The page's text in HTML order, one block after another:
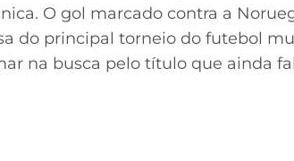
O gol marcado contra a
do principal torneio do futebol
na busca pelo título que ainda